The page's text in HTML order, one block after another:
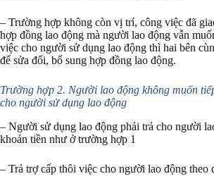
– Trường hợp không còn vị trí, công việc đã
hợp đồng lao động mà người lao động vẫn
việc cho người sử dụng lao động thì hai bên
để sửa đổi, bổ sung hợp đồng lao động.
Trường hợp 2. Người lao động không muốn
cho người sử dụng lao động
– Người sử dụng lao động phải trả cho người
khoản tiền như ở trường hợp 1
– Trả trợ cấp thôi việc cho người lao động theo